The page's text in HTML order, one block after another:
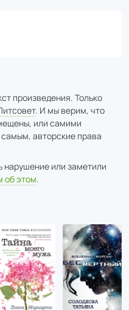
произведения. Только
. И мы верим, что
или самими
авторские права
нарушение или заметили
об этом.